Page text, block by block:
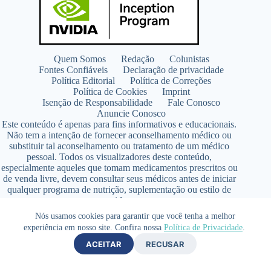
Nós usamos cookies para garantir que você tenha a melhor
experiência em nosso site. Confira nossa Política de Privacidade.
ACEITAR RECUSAR
Quem Somos Redação
Colunistas
Fontes Confiáveis
Declaração de privacidade
Política Editorial
Política de Correções
Política de Cookies
Imprint
Isenção de Responsabilidade
Fale Conosco
Anuncie Conosco
Este conteúdo é apenas para fins informativos e educacionais.
Não tem a intenção de fornecer aconselhamento médico ou
substituir tal aconselhamento ou tratamento de um médico
pessoal. Todos os visualizadores deste conteúdo,
especialmente aqueles que tomam medicamentos prescritos ou
de venda livre, devem consultar seus médicos antes de iniciar
qualquer programa de nutrição, suplementação ou estilo de
vida.
Copyright © 2026 - SaúdeLAB.com pertence ao grupo
VKCF Soluções Digitais Ltda - CNPJ n° 43.726.917/0001-80
- Contato +55 (65) 99813- 4203 - Responsável Técnica:
Farmacêutica Elizandra Civalsci Costa - CRF MT n° 3490